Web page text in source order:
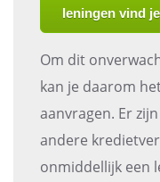
leningen vind
Om dit
kan je daarom
aanvragen. Er
andere
onmiddellijk een